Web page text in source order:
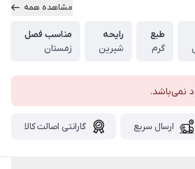
مشاهده همه
طبع
گرم
رایحه
شیرین
مناسب فصل
زمستان
نمی‌باشد.
ارسال سریع گارانتی اصالت کالا